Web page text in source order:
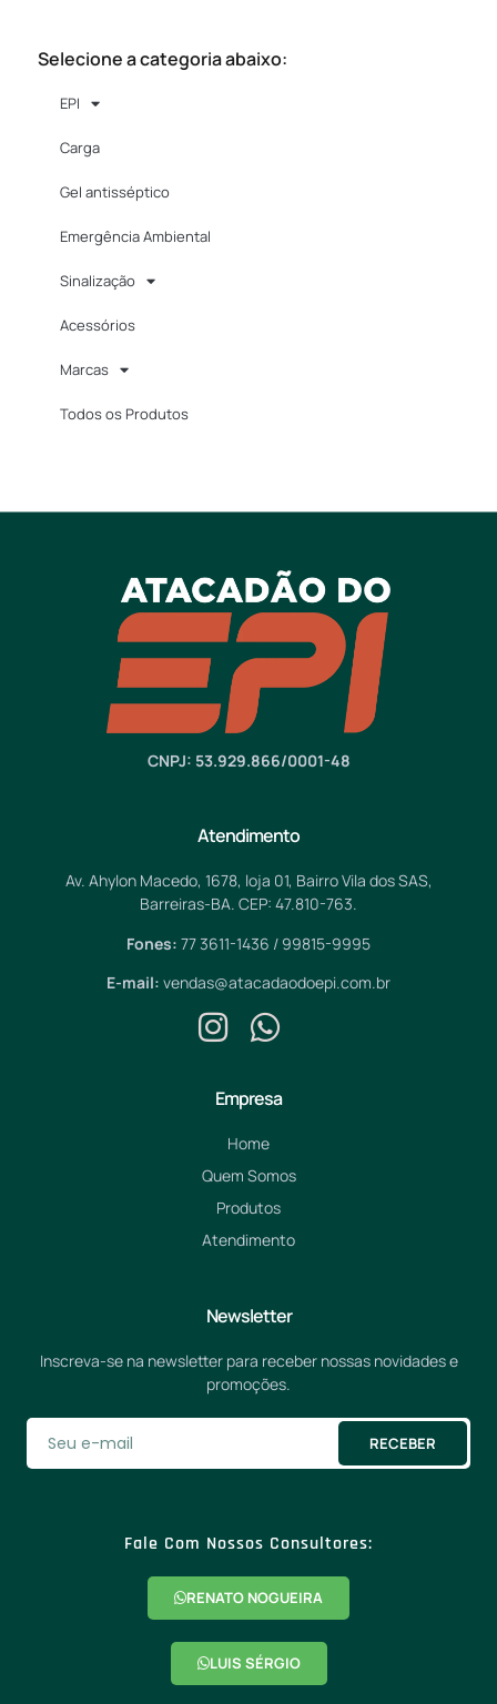
Selecione a categoria abaixo:
EPI
Carga
Gel antisséptico
Emergência Ambiental
Sinalização
Acessórios
Marcas
Todos os Produtos
CNPJ: 53.929.866/0001-48
Atendimento
Av. Ahylon Macedo, 1678, loja 01, Bairro Vila dos SAS,
Barreiras-BA. CEP: 47.810-763.
Fones: 77 3611-1436 / 99815-9995
E-mail: vendas@atacadaodoepi.com.br
Empresa
Home
Quem Somos
Produtos
Atendimento
Newsletter
Inscreva-se na newsletter para receber nossas novidades e
promoções.
RECEBER
Fale Com Nossos Consultores:
RENATO NOGUEIRA
LUIS SÉRGIO